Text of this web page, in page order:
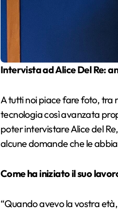
Intervista ad Alice Del Re:
A tutti noi piace fare foto, tra
tecnologia così avanzata
poter intervistare Alice del
alcune domande che le
Come ha iniziato il suo
“Quando avevo la vostra